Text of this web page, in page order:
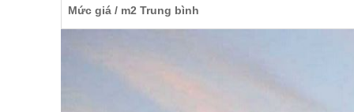
Mức giá / m2 Trung bình